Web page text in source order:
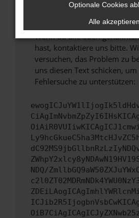
unterstützt werden.
Wende dich an den
Wenn du alle oben
hast, kontaktiere uns bitte.
versuchen, das Problem zu
uns diesen Text schicken,
Fehlersuche zu unterstützen:
NDQ/
Optionale Cookies
Alle akzeptieren